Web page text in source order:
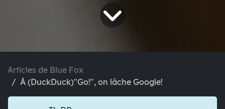
Articles de Blue Fox
À (DuckDuck)"Go!", on lâche Google!